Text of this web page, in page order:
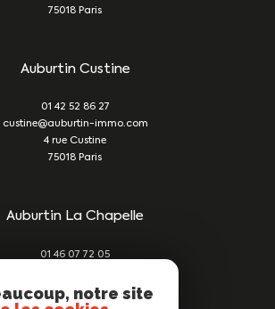
75018
Paris
Auburtin Custine
01 42 52 86 27
custine@auburtin-immo.com
4 rue Custine
75018
Paris
Auburtin La Chapelle
01 46 07 72 05
209 rue du Faubourg St Denis
75010 Paris
notre site